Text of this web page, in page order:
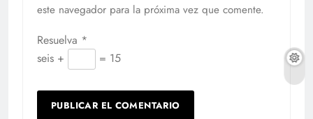
este navegador para la próxima vez que comente.
Resuelva *
seis +
= 15